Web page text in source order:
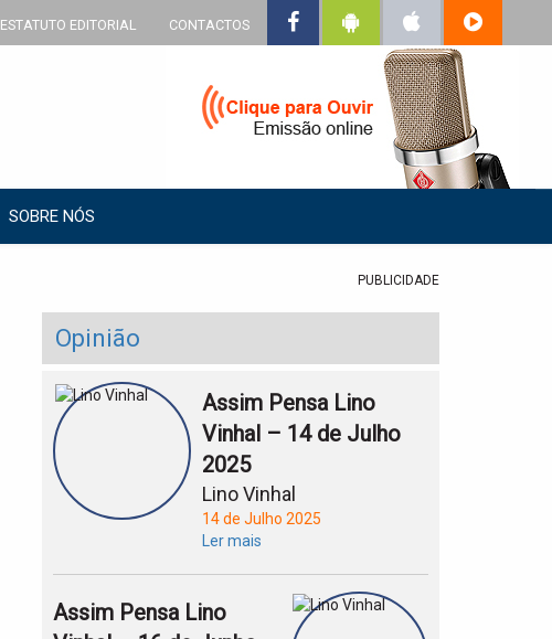
ESTATUTO EDITORIAL CONTACTOS
SOBRE NÓS
PUBLICIDADE
Opinião
Assim Pensa Lino
Vinhal – 14 de Julho
2025
Lino Vinhal
14 de Julho 2025
Ler mais
Assim Pensa Lino